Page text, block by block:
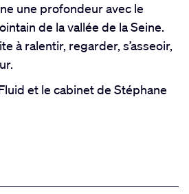
une profondeur avec le
de la vallée de la Seine.
à ralentir, regarder, s’asseoir,
et le cabinet de Stéphane